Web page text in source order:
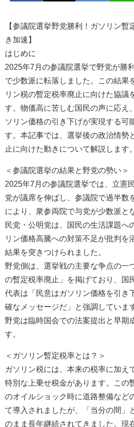
【参議院選挙野党勝利！ガソリン暫
き加速】
はじめに
2025年7月の参議院選挙で野党が勝
で少数派に転落しました。この結果
リン税の暫定税率廃止に向けた協議
す。物価高に苦しむ国民の声に応え
ソリン価格の引き下げが実現する可
す。本記事では、選挙後の政治情勢
止に向けた動きについて解説します。
＜参議院選挙の結果と野党の勢い＞
2025年7月の参議院選挙では、立憲
党が議席を伸ばし、参議院で過半数
により、衆参両院で与党が少数派と
民党・公明党は、国民の生活課題へ
リン価格高騰への対策不足が批判を
結果を突きつけられました。
野党側は、選挙戦の主要な争点の一
の暫定税率廃止」を掲げており、国
代表は「民意はガソリン価格を引き
確なメッセージだ」と強調していま
野党は臨時国会での法案提出と早期
す。
＜ガソリン暫定税率とは？＞
ガソリン税には、本来の税率に加え
特別な上乗せ税金があります。この
のオイルショック時に道路整備など
て導入されましたが、「当分の間」
のまま長年継続されてきました。現